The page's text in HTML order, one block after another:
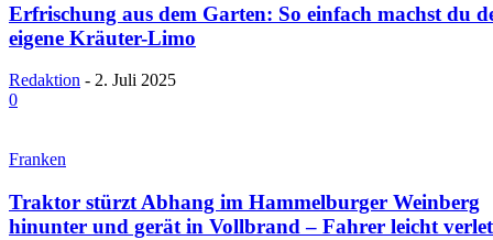
Erfrischung aus dem Garten: So einfach machst du
eigene Kräuter-Limo
Redaktion - 2. Juli 2025
0
Franken
Traktor stürzt Abhang im Hammelburger Weinberg
hinunter und gerät in Vollbrand – Fahrer leicht